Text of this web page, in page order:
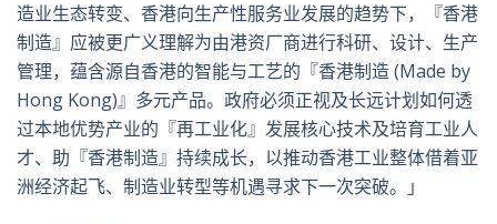
造业生态转变、香港向生产性服务业发展的趋势下，『香港
制造』应被更广义理解为由港资厂商进行科研、设计、生产
管理，蕴含源自香港的智能与工艺的『香港制造 (Made by
Hong Kong)』多元产品。政府必须正视及长远计划如何透
过本地优势产业的『再工业化』发展核心技术及培育工业人
才、助『香港制造』持续成长，以推动香港工业整体借着亚
洲经济起飞、制造业转型等机遇寻求下一次突破。」